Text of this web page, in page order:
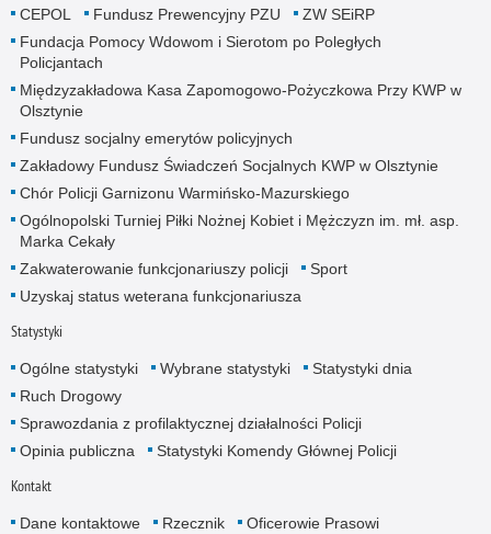
CEPOL
Fundusz Prewencyjny PZU
ZW SEiRP
Fundacja Pomocy Wdowom i Sierotom po Poległych
Policjantach
Międzyzakładowa Kasa Zapomogowo-Pożyczkowa Przy KWP w
Olsztynie
Fundusz socjalny emerytów policyjnych
Zakładowy Fundusz Świadczeń Socjalnych KWP w Olsztynie
Chór Policji Garnizonu Warmińsko-Mazurskiego
Ogólnopolski Turniej Piłki Nożnej Kobiet i Mężczyzn im. mł. asp.
Marka Cekały
Zakwaterowanie funkcjonariuszy policji
Sport
Uzyskaj status weterana funkcjonariusza
Statystyki
Ogólne statystyki Wybrane statystyki
Statystyki dnia
Ruch Drogowy
Sprawozdania z profilaktycznej działalności Policji
Opinia publiczna
Statystyki Komendy Głównej Policji
Kontakt
Dane kontaktowe Rzecznik
Oficerowie Prasowi